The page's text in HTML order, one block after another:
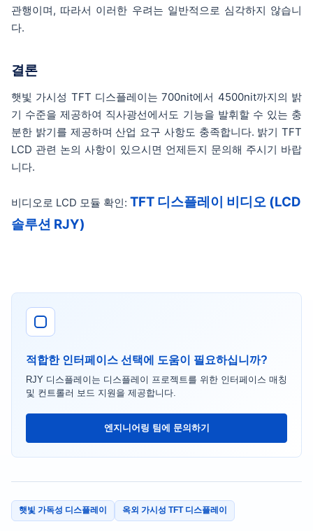
관행이며, 따라서 이러한 우려는 일반적으로 심각하지 않습니
다.
결론
햇빛 가시성 TFT 디스플레이는 700nit에서 4500nit까지의 밝
기 수준을 제공하여 직사광선에서도 기능을 발휘할 수 있는 충
분한 밝기를 제공하며 산업 요구 사항도 충족합니다. 밝기 TFT
LCD 관련 논의 사항이 있으시면 언제든지 문의해 주시기 바랍
니다.
비디오로 LCD 모듈 확인: TFT 디스플레이 비디오 (LCD
솔루션 RJY)
적합한 인터페이스 선택에 도움이 필요하십니까?
RJY 디스플레이는 디스플레이 프로젝트를 위한 인터페이스 매칭
및 컨트롤러 보드 지원을 제공합니다.
엔지니어링 팀에 문의하기
햇빛 가독성 디스플레이 옥외 가시성 TFT 디스플레이